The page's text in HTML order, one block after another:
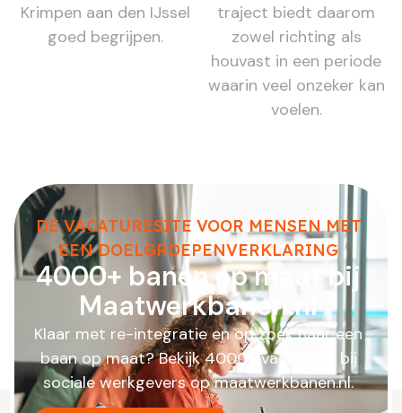
Krimpen aan den IJssel
goed begrijpen.
traject biedt daarom
zowel richting als
houvast in een periode
waarin veel onzeker kan
voelen.
DE VACATURESITE VOOR MENSEN MET
EEN DOELGROEPENVERKLARING
4000+ banen op maat bij
Maatwerkbanen.nl
Klaar met re-integratie en op zoek naar een
baan op maat? Bekijk 4000+ vacatures bij
sociale werkgevers op maatwerkbanen.nl.